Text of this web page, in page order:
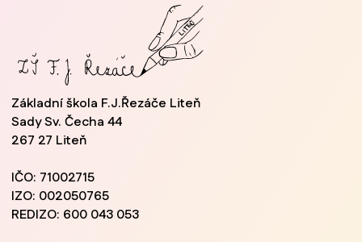
Základní škola F.J.Řezáče Liteň
Sady Sv. Čecha 44
267 27 Liteň
IČO: 71002715
IZO: 002050765
REDIZO: 600 043 053